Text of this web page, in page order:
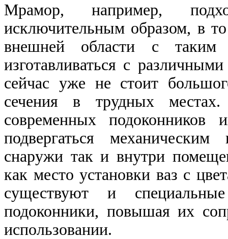
Мрамор, например,
исключительным образом, в
внешней области с таким
изготавливаться с
сейчас уже не стоит
сечения в трудных местах.
современных
подвергаться
снаружи так и внутри
как место установки ваз с
существуют и
подоконники, повышая их
использовании.